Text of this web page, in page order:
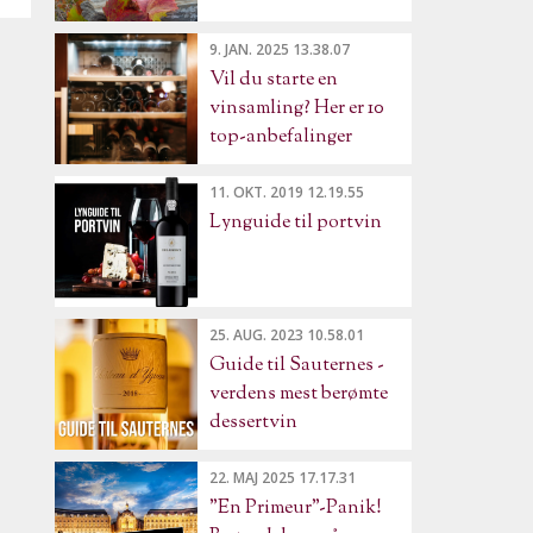
9. JAN. 2025 13.38.07
Vil du starte en
vinsamling? Her er 10
top-anbefalinger
11. OKT. 2019 12.19.55
Lynguide til portvin
25. AUG. 2023 10.58.01
Guide til Sauternes -
verdens mest berømte
dessertvin
22. MAJ 2025 17.17.31
"En Primeur"-Panik!